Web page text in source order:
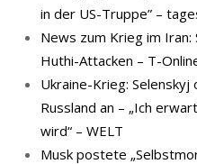
in der US-Truppe” –
News zum Krieg im
Huthi-Attacken – T-
Ukraine-Krieg:
Russland an – „Ich
wird“ – WELT
Musk postete